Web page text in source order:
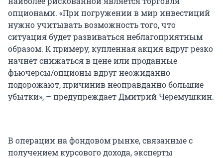
опционами. «При погружении в мир инвестиций
нужно учитывать возможность того, что
ситуация будет развиваться неблагоприятным
образом. К примеру, купленная акция вдруг резко
начнет снижаться в цене или проданные
фьючерсы/опционы вдруг неожиданно
подорожают, причинив неоправданно большие
убытки», – предупреждает Дмитрий Черемушкин.
В операции на фондовом рынке, связанные с
получением курсового дохода, эксперты